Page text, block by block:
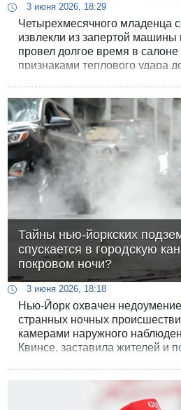
3 июня 2026, 18:29
Четырехмесячного младенца
извлекли из запертой
провел долгое время в
признаками теплового удара
Тайны нью-йоркских
спускается в городскую
покровом ночи?
3 июня 2026, 18:18
Нью-Йорк охвачен
странных ночных
камерами наружного
Квинсе, заставила жителей и
неизвестных людей посреди
тяжелые чугунные люки,